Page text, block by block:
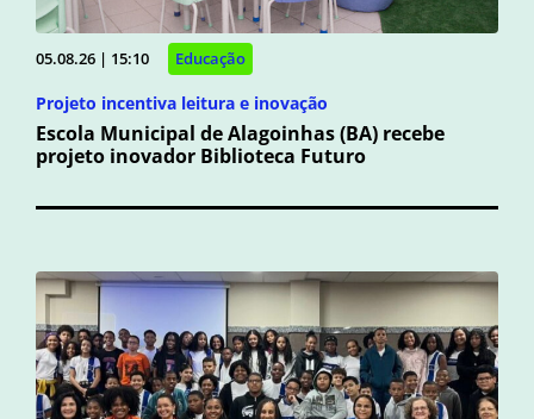
05.08.26 | 15:10 Educação
Projeto incentiva leitura e inovação
Escola Municipal de Alagoinhas (BA) recebe
projeto inovador Biblioteca Futuro